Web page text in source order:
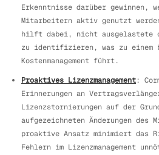
Erkenntnisse darüber gewinnen,
Mitarbeitern aktiv genutzt
hilft dabei, nicht ausgelastete
zu identifizieren, was zu einem
Kostenmanagement führt.
Proaktives Lizenzmanagement:
Erinnerungen an
Lizenzstornierungen auf der
aufgezeichneten Änderungen
proaktive Ansatz minimiert das
Fehlern im Lizenzmanagement